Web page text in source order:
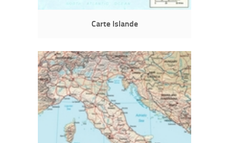
Carte Islande